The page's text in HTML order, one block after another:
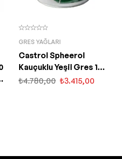
GRES YAĞLARI
Castrol Spheerol
Kauçuklu Yeşil Gres 16
Kg Suya Dayanıklı
₺4.780,00 ₺3.415,00